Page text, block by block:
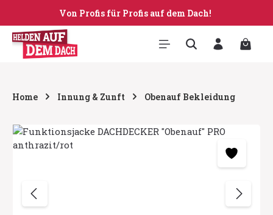
Zum Hauptinhalt springen
Von Profis für Profis auf dem Dach!
Home Innung & Zunft Obenauf Bekleidung
Bildergalerie überspringen